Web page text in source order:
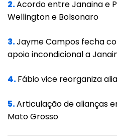
pneumologista.
fumar de 100 a 200
água presente no
fumaça inalada,
excessivo do cigarro
alívio, a roda de
2.Acordo entre Janaina e
Wellington e Bolsonaro
3.Jayme Campos fecha
apoio incondicional a
4.Fábio vice reorganiza
5.Articulação de alianças
Mato Grosso